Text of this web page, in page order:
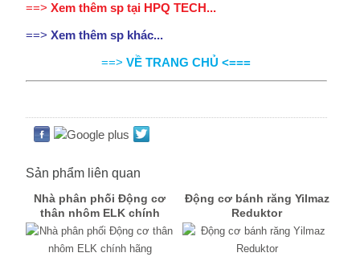
==> Xem thêm sp tại HPQ TECH...
==> Xem thêm sp khác...
==>VỀ TRANG CHỦ <===
Sản phẩm liên quan
Nhà phân phối Động cơ
thân nhôm ELK chính
hãng
Động cơ bánh răng Yilmaz
Reduktor